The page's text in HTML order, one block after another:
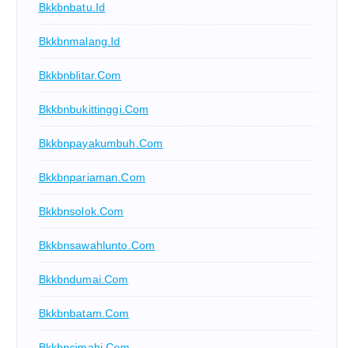
Bkkbnbatu.id
Bkkbnmalang.id
Bkkbnblitar.com
Bkkbnbukittinggi.com
Bkkbnpayakumbuh.com
Bkkbnpariaman.com
Bkkbnsolok.com
Bkkbnsawahlunto.com
Bkkbndumai.com
Bkkbnbatam.com